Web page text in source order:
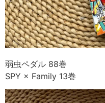
弱虫ペダル 88巻
SPY × Family 13巻